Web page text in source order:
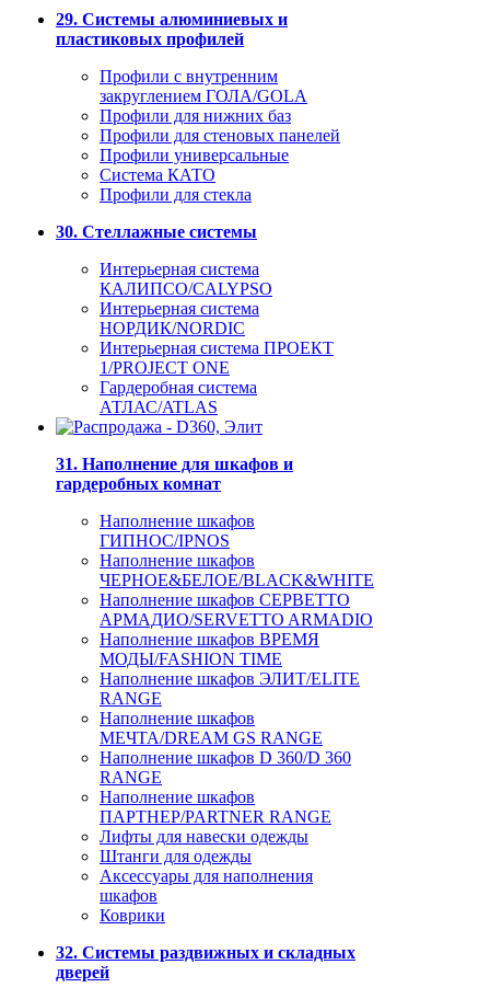
29. Системы алюминиевых и
пластиковых профилей
Профили с внутренним
закруглением ГОЛА/GOLA
Профили для нижних баз
Профили для стеновых панелей
Профили универсальные
Система КАТО
Профили для стекла
30. Стеллажные системы
Интерьерная система
КАЛИПСО/CALYPSO
Интерьерная система
НОРДИК/NORDIC
Интерьерная система ПРОЕКТ
1/PROJECT ONE
Гардеробная система
АТЛАС/ATLAS
31. Наполнение для шкафов и
гардеробных комнат
Наполнение шкафов
ГИПНОС/IPNOS
Наполнение шкафов
ЧЕРНОЕ&БЕЛОЕ/BLACK&WHITE
Наполнение шкафов СЕРВЕТТО
АРМАДИО/SERVETTO ARMADIO
Наполнение шкафов ВРЕМЯ
МОДЫ/FASHION TIME
Наполнение шкафов ЭЛИТ/ELITE
RANGE
Наполнение шкафов
МЕЧТА/DREAM GS RANGE
Наполнение шкафов D 360/D 360
RANGE
Наполнение шкафов
ПАРТНЕР/PARTNER RANGE
Лифты для навески одежды
Штанги для одежды
Аксессуары для наполнения
шкафов
Коврики
32. Системы раздвижных и складных
дверей